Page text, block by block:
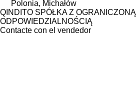
Polonia, Michałów
QINDITO SPÓŁKA Z OGRANICZONĄ
ODPOWIEDZIALNOŚCIĄ
Contacte con el vendedor